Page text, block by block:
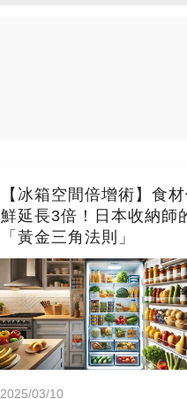
【冰箱空間倍增術】食
鮮延長3倍！日本收納師
「黃金三角法則」
2025/03/10